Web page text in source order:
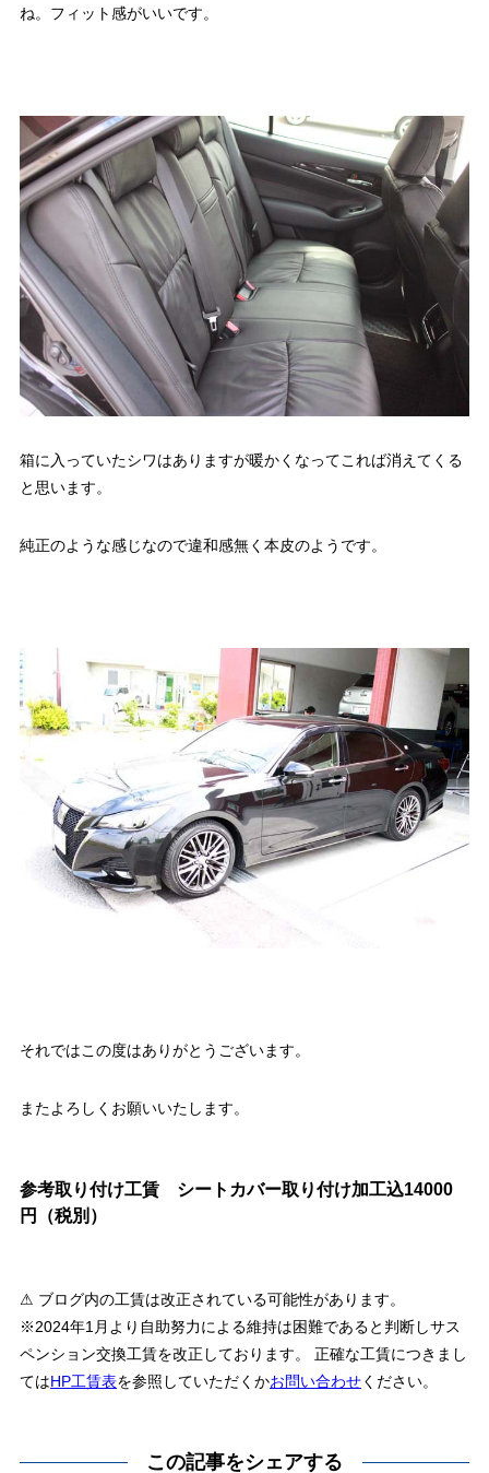
ね。フィット感がいいです。
箱に入っていたシワはありますが暖かくなってこれば消えてくる
と思います。
純正のような感じなので違和感無く本皮のようです。
それではこの度はありがとうございます。
またよろしくお願いいたします。
参考取り付け工賃 シートカバー取り付け加工込14000
円（税別）
⚠ ブログ内の工賃は改正されている可能性があります。
※2024年1月より自助努力による維持は困難であると判断しサス
ペンション交換工賃を改正しております。 正確な工賃につきまし
てはHP工賃表を参照していただくかお問い合わせください。
この記事をシェアする